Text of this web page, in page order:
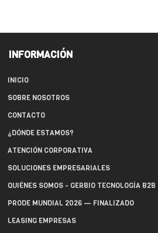
INFORMACIÓN
INICIO
SOBRE NOSOTROS
CONTACTO
¿DÓNDE ESTAMOS?
ATENCIÓN CORPORATIVA
SOLUCIONES EMPRESARIALES
QUIÉNES SOMOS - GERBIO TECNOLOGÍA B2B
PRODE MUNDIAL 2026 — FINALIZADO
LEASING EMPRESAS